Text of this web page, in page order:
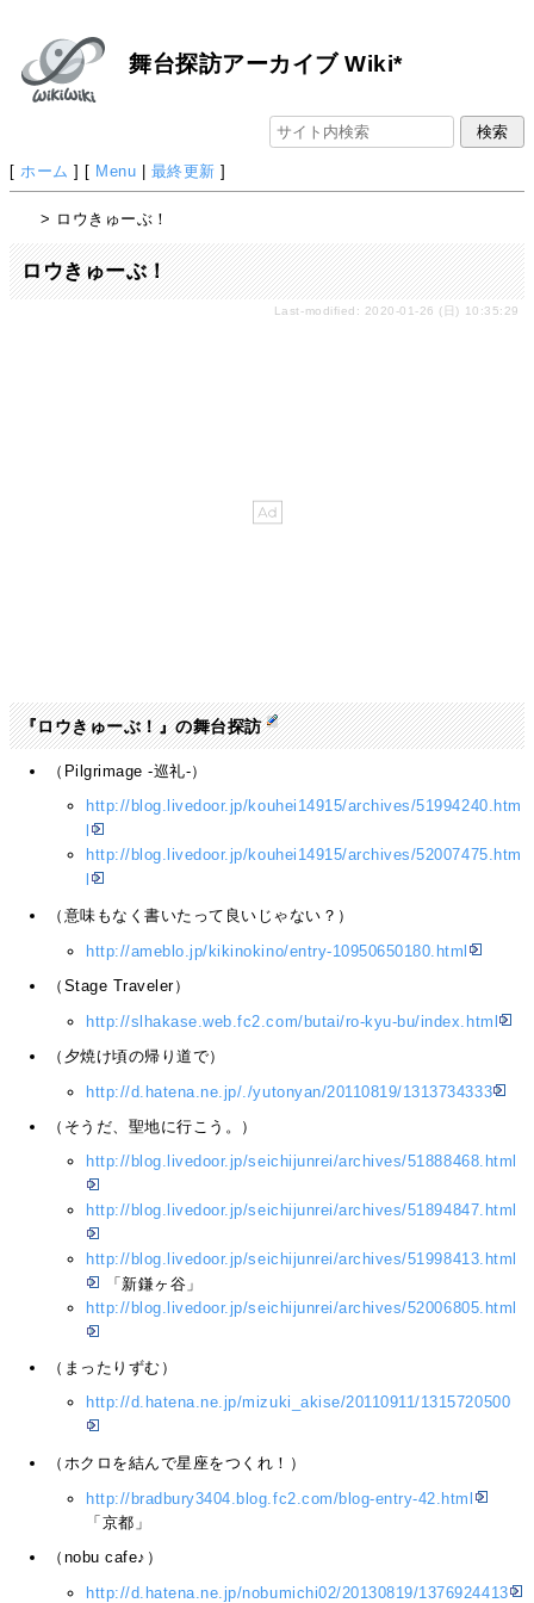
舞台探訪アーカイブ Wiki*
[ ホーム ] [ Menu | 最終更新 ]
> ロウきゅーぶ！
ロウきゅーぶ！
Last-modified: 2020-01-26 (日) 10:35:29
『ロウきゅーぶ！』の舞台探訪
（Pilgrimage -巡礼‐）
http://blog.livedoor.jp/kouhei14915/archives/51994240.htm
http://blog.livedoor.jp/kouhei14915/archives/52007475.htm
（意味もなく書いたって良いじゃない？）
http://ameblo.jp/kikinokino/entry-10950650180.html
（Stage Traveler）
http://slhakase.web.fc2.com/butai/ro-kyu-bu/index.html
（夕焼け頃の帰り道で）
http://d.hatena.ne.jp/./yutonyan/20110819/1313734333
（そうだ、聖地に行こう。）
http://blog.livedoor.jp/seichijunrei/archives/51888468.html
http://blog.livedoor.jp/seichijunrei/archives/51894847.html
http://blog.livedoor.jp/seichijunrei/archives/51998413.html
「新鎌ヶ谷」
http://blog.livedoor.jp/seichijunrei/archives/52006805.html
（まったりずむ）
http://d.hatena.ne.jp/mizuki_akise/20110911/1315720500
（ホクロを結んで星座をつくれ！）
http://bradbury3404.blog.fc2.com/blog-entry-42.html
「京都」
（nobu cafe♪）
http://d.hatena.ne.jp/nobumichi02/20130819/1376924413